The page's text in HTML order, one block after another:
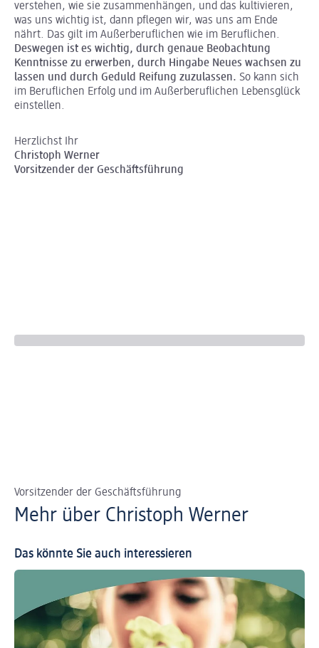
verstehen, wie sie zusammenhängen, und das kultivieren,
was uns wichtig ist, dann pflegen wir, was uns am Ende
nährt. Das gilt im Außerberuflichen wie im Beruflichen.
Deswegen ist es wichtig, durch genaue Beobachtung
Kenntnisse zu erwerben, durch Hingabe Neues wachsen zu
lassen und durch Geduld Reifung zuzulassen. So kann sich
im Beruflichen Erfolg und im Außerberuflichen Lebensglück
einstellen.
Herzlichst Ihr
Christoph Werner
Vorsitzender der Geschäftsführung
Vorsitzender der Geschäftsführung
Mehr über Christoph Werner
Das könnte Sie auch interessieren